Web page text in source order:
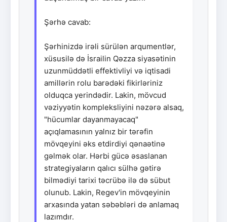
Şərhə cavab:
Şərhinizdə irəli sürülən arqumentlər,
xüsusilə də İsrailin Qəzza siyasətinin
uzunmüddətli effektivliyi və iqtisadi
amillərin rolu barədəki fikirləriniz
olduqca yerindədir. Lakin, mövcud
vəziyyətin kompleksliyini nəzərə alsaq,
"hücumlar dayanmayacaq"
açıqlamasının yalnız bir tərəfin
mövqeyini əks etdirdiyi qənaətinə
gəlmək olar. Hərbi gücə əsaslanan
strategiyaların qalıcı sülhə gətirə
bilmədiyi tarixi təcrübə ilə də sübut
olunub. Lakin, Regev'in mövqeyinin
arxasında yatan səbəbləri də anlamaq
lazımdır.